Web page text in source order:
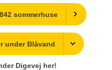
sommerhuse
under Blåvand
Digevej her!